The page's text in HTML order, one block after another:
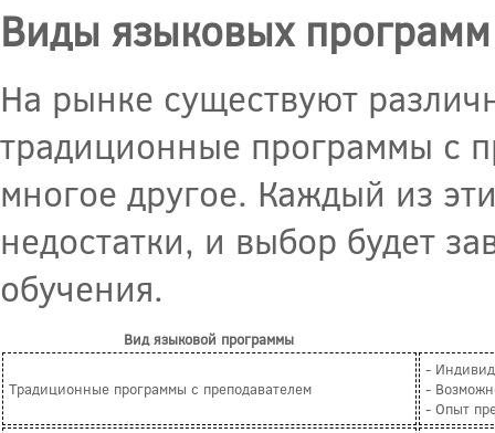
Виды языковых программ
На рынке существуют
традиционные программы с
многое другое. Каждый из
недостатки, и выбор будет
обучения.
Вид языковой программы
Традиционные программы с преподавателем
-
-
- Опыт